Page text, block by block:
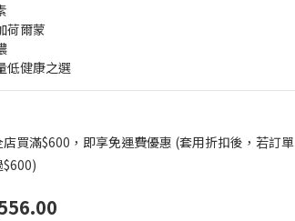
荷爾蒙
低健康之選
買滿$600，即享免運費優惠 (套用折扣後，若訂單